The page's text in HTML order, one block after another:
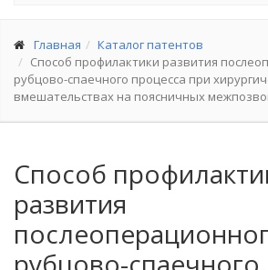
Главная
Каталог патентов
Способ профилактики развития
рубцово-спаечного процесса при
вмешательствах на поясничных
Способ
развития